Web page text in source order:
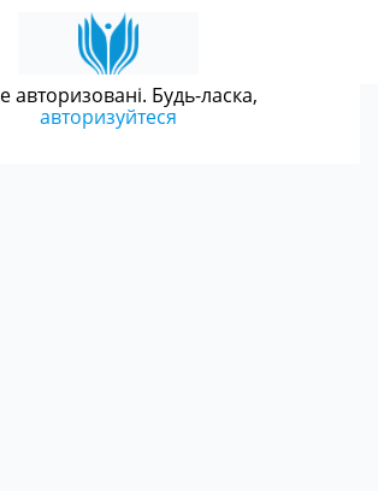
авторизовані. Будь-ласка,
авторизуйтеся